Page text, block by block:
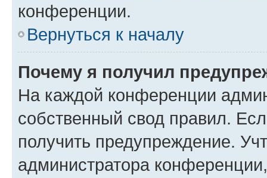
конференции.
Вернуться к началу
Почему я получил
На каждой конференции
собственный свод правил.
получить предупреждение.
администратора